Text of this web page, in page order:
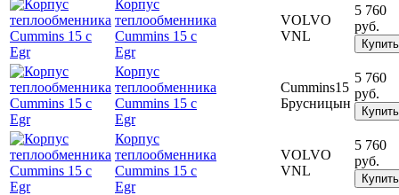
Корпус
теплообменника
Cummins 15 с
Egr
VOLVO
VNL
5 760
руб.
Купить
Корпус
теплообменника
Cummins 15 с
Egr
Cummins15
Брусницын
5 760
руб.
Купить
Корпус
теплообменника
Cummins 15 с
Egr
VOLVO
VNL
5 760
руб.
Купить